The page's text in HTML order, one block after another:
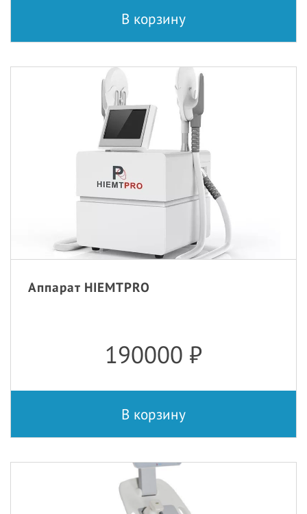
В корзину
Аппарат HIEMTPRO
190000 ₽
В корзину